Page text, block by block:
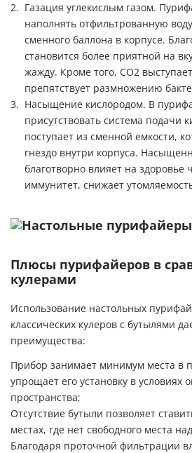
Газация углекислым газом.
наполнять отфильтрованную
сменного баллона в корпусе.
становится более приятной на
жажду. Кроме того, СО2
препятствует размножению
Насыщение кислородом. В
присутствовать система подачи
поступает из сменной емкости,
гнездо внутри корпуса.
благотворно влияет на здоровье
иммунитет, снижает
Плюсы пурифайеров в
кулерами
Использование настольных
классических кулеров с бутылями
преимущества:
Прибор занимает минимум места в
упрощает его установку в условиях
пространства;
Отсутствие бутыли позволяет
местах, где нет свободного места
Благодаря проточной фильтрации